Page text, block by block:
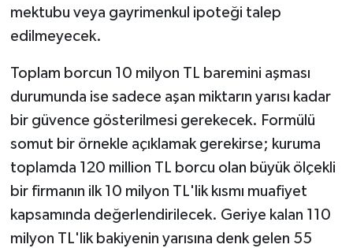
mektubu veya gayrimenkul ipoteği talep
edilmeyecek.
Toplam borcun 10 milyon TL baremini aşması
durumunda ise sadece aşan miktarın yarısı kadar
bir güvence gösterilmesi gerekecek. Formülü
somut bir örnekle açıklamak gerekirse; kuruma
toplamda 120 million TL borcu olan büyük ölçekli
bir firmanın ilk 10 milyon TL'lik kısmı muafiyet
kapsamında değerlendirilecek. Geriye kalan 110
milyon TL'lik bakiyenin yarısına denk gelen 55